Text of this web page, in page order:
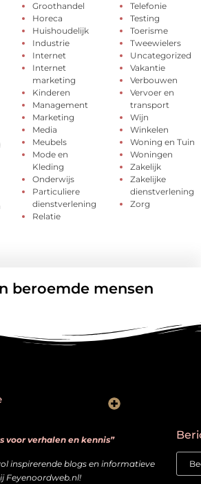
Groothandel
Horeca
Huishoudelijk
Industrie
Internet
Internet
marketing
Kinderen
Management
Marketing
Media
Meubels
Mode en
Kleding
Onderwijs
Particuliere
dienstverlening
Relatie
Telefonie
Testing
Toerisme
Tweewielers
Uncategorized
Vakantie
Verbouwen
Vervoer en
transport
Wijn
Winkelen
Woning en Tuin
Woningen
Zakelijk
Zakelijke
dienstverlening
Zorg
beroemde mensen
voor verhalen en kennis”
inspirerende blogs en informatieve
Feyenoordweb.nl!